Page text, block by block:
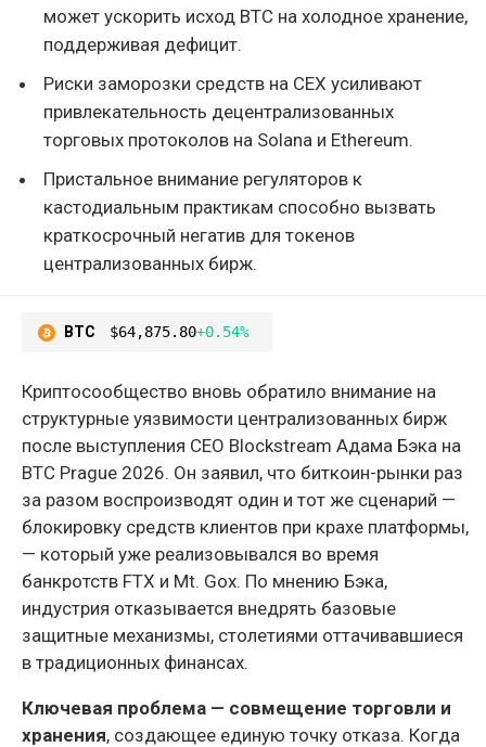
может ускорить исход BTC на холодное хранение,
поддерживая дефицит.
Риски заморозки средств на CEX усиливают
привлекательность децентрализованных
торговых протоколов на Solana и Ethereum.
Пристальное внимание регуляторов к
кастодиальным практикам способно вызвать
краткосрочный негатив для токенов
централизованных бирж.
BTC $64,875.80+0.54%
Криптосообщество вновь обратило внимание на
структурные уязвимости централизованных бирж
после выступления CEO Blockstream Адама Бэка на
BTC Prague 2026. Он заявил, что биткоин-рынки раз
за разом воспроизводят один и тот же сценарий —
блокировку средств клиентов при крахе платформы,
— который уже реализовывался во время
банкротств FTX и Mt. Gox. По мнению Бэка,
индустрия отказывается внедрять базовые
защитные механизмы, столетиями оттачивавшиеся
в традиционных финансах.
Ключевая проблема — совмещение торговли и
хранения, создающее единую точку отказа. Когда